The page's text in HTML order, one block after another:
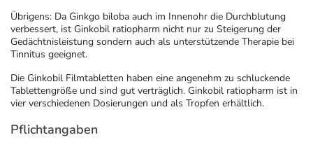
Übrigens: Da Ginkgo biloba auch im Innenohr die Durchblutung
verbessert, ist Ginkobil ratiopharm nicht nur zu Steigerung der
Gedächtnisleistung sondern auch als unterstützende Therapie bei
Tinnitus geeignet.
Die Ginkobil Filmtabletten haben eine angenehm zu schluckende
Tablettengröße und sind gut verträglich. Ginkobil ratiopharm ist in
vier verschiedenen Dosierungen und als Tropfen erhältlich.
Pflichtangaben